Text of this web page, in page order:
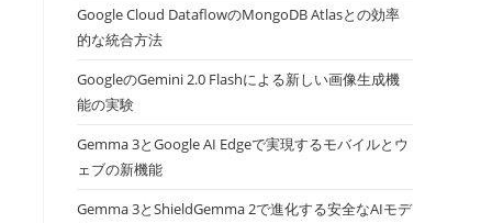
Google Cloud DataflowのMongoDB Atlasとの効率
的な統合方法
GoogleのGemini 2.0 Flashによる新しい画像生成機
能の実験
Gemma 3とGoogle AI Edgeで実現するモバイルとウ
ェブの新機能
Gemma 3とShieldGemma 2で進化する安全なAIモデ